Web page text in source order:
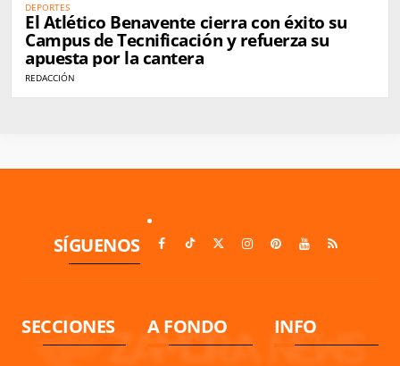
DEPORTES
El Atlético Benavente cierra con éxito su
Campus de Tecnificación y refuerza su
apuesta por la cantera
REDACCIÓN
SÍGUENOS
SECCIONES A FONDO INFO